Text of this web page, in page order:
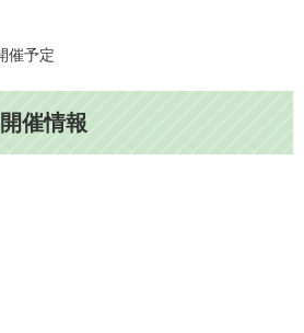
催予定
催情報